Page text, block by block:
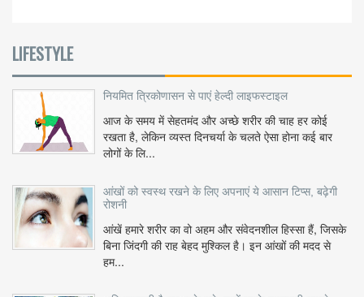
LIFESTYLE
नियमित त्रिकोणासन से पाएं हेल्दी लाइफस्टाइल
आज के समय में सेहतमंद और अच्छे शरीर की चाह हर कोई
रखता है, लेकिन व्यस्त दिनचर्या के चलते ऐसा होना कई बार
लोगों के लि...
आंखों को स्वस्थ रखने के लिए अपनाएं ये आसान टिप्स, बढ़ेगी
रोशनी
आंखें हमारे शरीर का वो अहम और संवेदनशील हिस्सा हैं, जिसके
बिना जिंदगी की राह बेहद मुश्किल है। इन आंखों की मदद से
हम...